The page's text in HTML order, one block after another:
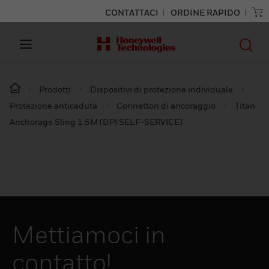
CONTATTACI ORDINE RAPIDO
Prodotti
Dispositivi di protezione individuale
Protezione anticaduta
Connettori di ancoraggio
Titan
Anchorage Sling 1,5M (DPI SELF-SERVICE)
Mettiamoci in
contatto!